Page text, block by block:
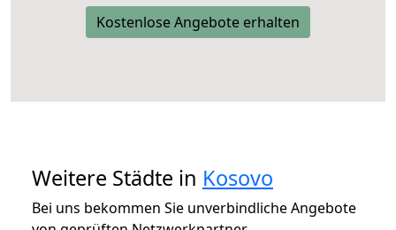
Kostenlose Angebote erhalten
Weitere Städte in Kosovo
Bei uns bekommen Sie unverbindliche Angebote